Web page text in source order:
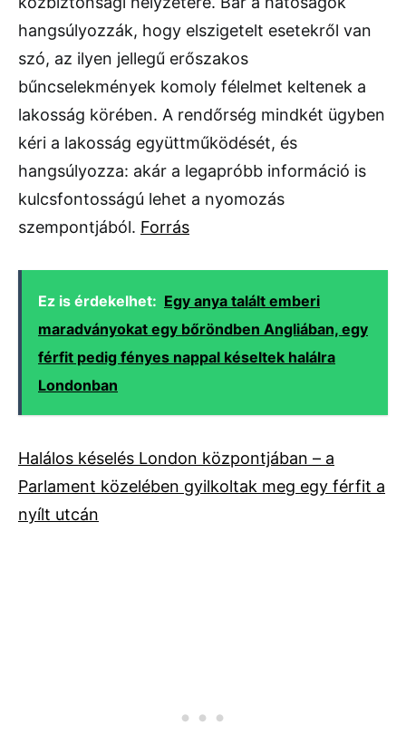
hangsúlyozzák, hogy elszigetelt esetekről van
szó, az ilyen jellegű erőszakos
bűncselekmények komoly félelmet keltenek a
lakosság körében. A rendőrség mindkét ügyben
kéri a lakosság együttműködését, és
hangsúlyozza: akár a legapróbb információ is
kulcsfontosságú lehet a nyomozás
szempontjából. Forrás
Ez is érdekelhet: Egy anya talált emberi
maradványokat egy bőröndben Angliában, egy
férfit pedig fényes nappal késeltek halálra
Londonban
Halálos késelés London központjában – a
Parlament közelében gyilkoltak meg egy férfit a
nyílt utcán